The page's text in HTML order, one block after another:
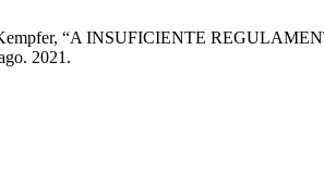
“A INSUFICIENTE
2021.